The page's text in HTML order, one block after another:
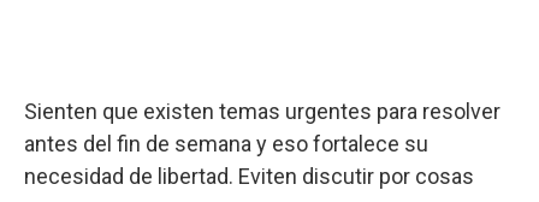
Sienten que existen temas urgentes para resolver
antes del fin de semana y eso fortalece su
necesidad de libertad. Eviten discutir por cosas